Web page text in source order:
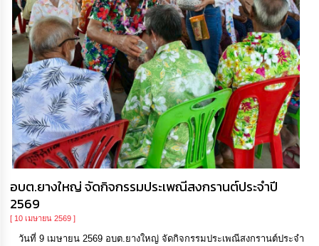
อบต.ยางใหญ่ จัดกิจกรรมประเพณีสงกรานต์ประจำปี
2569
[ 10 เมษายน 2569 ]
วันที่ 9 เมษายน 2569 อบต.ยางใหญ่ จัดกิจกรรมประเพณีสงกรานต์ประจำ